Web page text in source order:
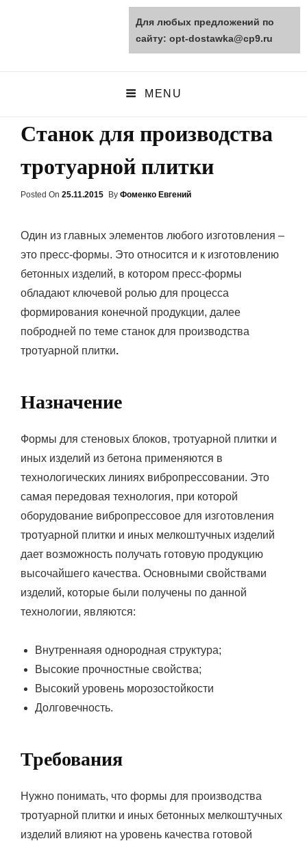
opt-dostawka.ru
MENU
Станок для производства
тротуарной плитки
Posted On Posted
25.11.2015 By Фоменко Евгений
Один из главных элементов любого изготовления –
это пресс-формы. Это относится и к изготовлению
бетонных изделий, в котором пресс-формы
обладают ключевой ролью для процесса
формирования конечной продукции, далее
побродней по теме станок для производства
тротуарной плитки.
Назначение
Формы для стеновых блоков, тротуарной плитки и
иных изделий из бетона применяются в
технологических линиях вибропрессовании. Это
самая передовая технология, при которой
оборудование вибропрессовое для изготовления
тротуарной плитки и иных мелкоштучных изделий
дает возможность получать готовую продукцию
высочайшего качества. Основными свойствами
изделий, которые были получены по данной
технологии, являются:
Внутреннаяя однородная структура;
Высокие прочностные свойства;
Высокий уровень морозостойкости
Долговечность.
Требования
Нужно понимать, что формы для производства
тротуарной плитки и иных бетонных мелкоштучных
изделий влияют на уровень качества готовой
Для любых предложений по
сайту: opt-dostawka@cp9.ru